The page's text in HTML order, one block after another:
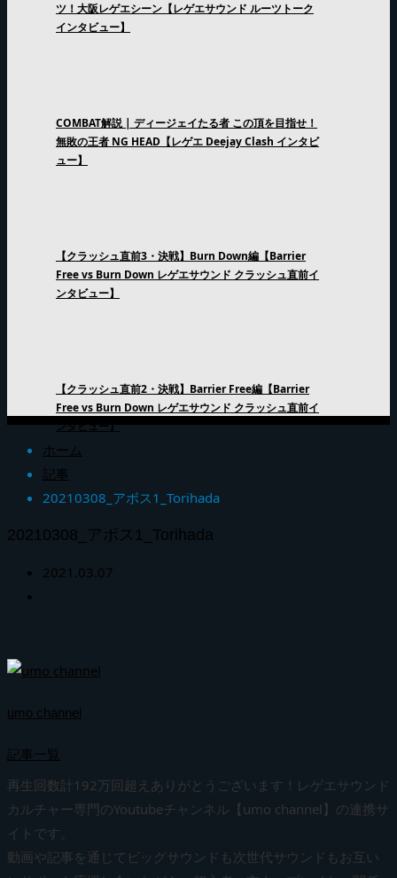
ツ！大阪レゲエシーン【レゲエサウンド ルーツトーク
インタビュー】
COMBAT解説 | ディージェイたる者 この頂を目指せ！
無敗の王者 NG HEAD【レゲエ Deejay Clash インタビ
ュー】
【クラッシュ直前3・決戦】Burn Down編【Barrier
Free vs Burn Down レゲエサウンド クラッシュ直前イ
ンタビュー】
【クラッシュ直前2・決戦】Barrier Free編【Barrier
Free vs Burn Down レゲエサウンド クラッシュ直前イ
ンタビュー】
ホーム
記事
20210308_アボス1_Torihada
20210308_アボス1_Torihada
2021.03.07
umo channel
記事一覧
再生回数計192万回超えありがとうございます！レゲエサウンド
カルチャー専門のYoutubeチャンネル【umo channel】の連携サ
イトです。
動画や記事を通じてビッグサウンドも次世代サウンドもお互い